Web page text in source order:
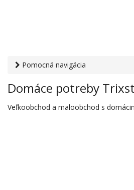
Pomocná navigácia
potreby Trixstore, Pezinok
Domáce potreby
Veľkoobchod a maloobchod s